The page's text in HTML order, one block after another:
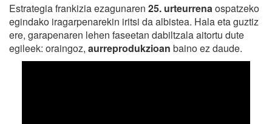
Estrategia frankizia ezagunaren 25. urteurrenaospatzeko
egindako iragarpenarekin iritsi da albistea. Hala eta guztiz
ere, garapenaren lehen faseetan dabiltzala aitortu dute
egileek: oraingoz, aurreprodukzioan baino ez daude.